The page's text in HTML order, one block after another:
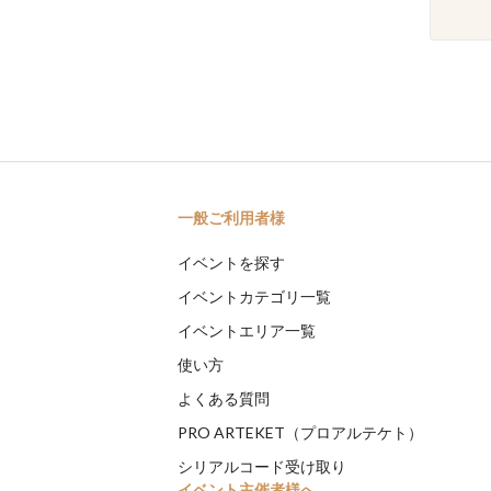
一般ご利用者様
イベントを探す
イベントカテゴリ一覧
イベントエリア一覧
使い方
よくある質問
PRO ARTEKET（プロアルテケト）
シリアルコード受け取り